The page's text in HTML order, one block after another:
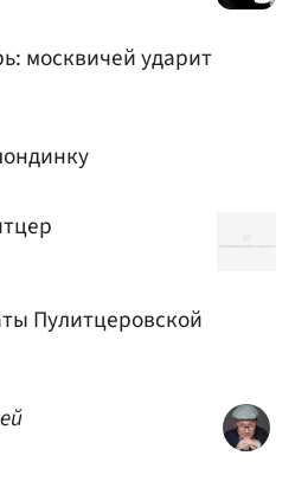
москвичей ударит
Пулитцеровской